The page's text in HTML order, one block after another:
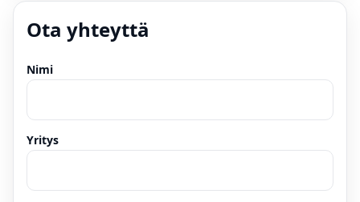
Ota yhteyttä
Nimi
Yritys